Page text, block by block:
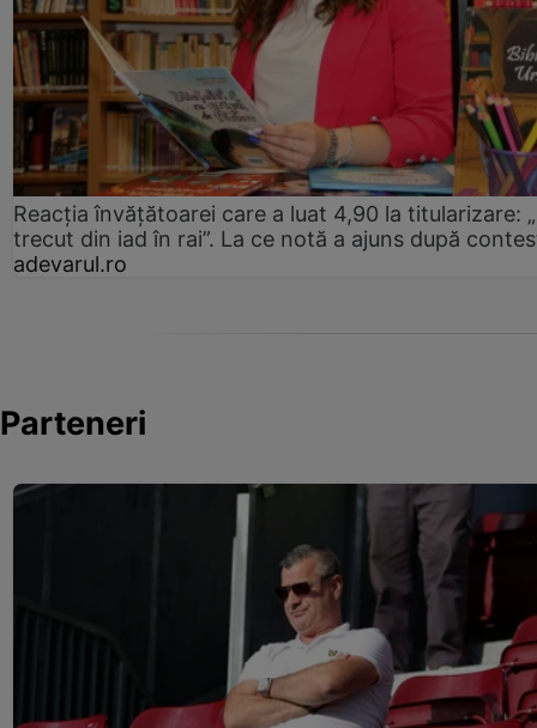
Reacția învățătoarei care a luat 4,90 la titularizare:
trecut din iad în rai”. La ce notă a ajuns după
adevarul.ro
Parteneri